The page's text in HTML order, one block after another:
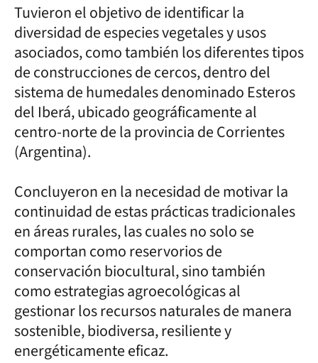
Tuvieron el objetivo de identificar la
diversidad de especies vegetales y usos
asociados, como también los diferentes tipos
de construcciones de cercos, dentro del
sistema de humedales denominado Esteros
del Iberá, ubicado geográficamente al
centro-norte de la provincia de Corrientes
(Argentina).
Concluyeron en la necesidad de motivar la
continuidad de estas prácticas tradicionales
en áreas rurales, las cuales no solo se
comportan como reservorios de
conservación biocultural, sino también
como estrategias agroecológicas al
gestionar los recursos naturales de manera
sostenible, biodiversa, resiliente y
energéticamente eficaz.